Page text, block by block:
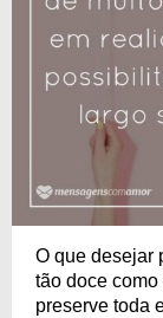
O que desejar
tão doce
preserve toda